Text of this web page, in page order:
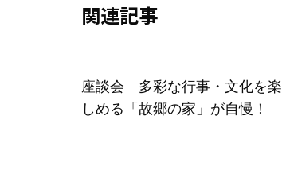
関連記事
座談会 多彩な行事・文化を楽
しめる「故郷の家」が自慢！